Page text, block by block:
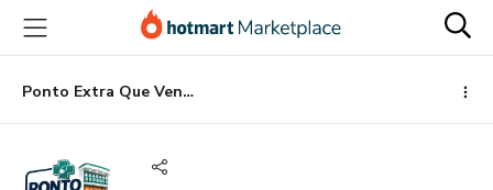
para
conteúdo
principal
para
pagamento
para
rodapé
Ponto Extra Que Vende